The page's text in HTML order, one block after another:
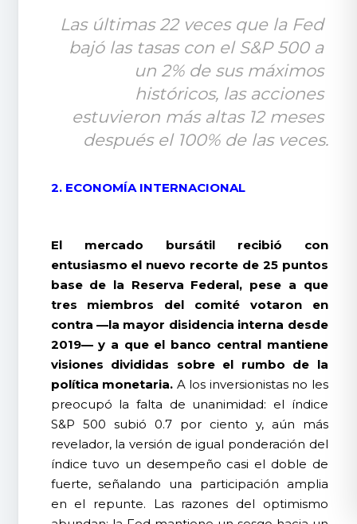
Las últimas 22 veces que la Fed
bajó las tasas con el S&P 500 a
un 2% de sus máximos
históricos, las acciones
estuvieron más altas 12 meses
después el 100% de las veces.
2. ECONOMÍA INTERNACIONAL
El mercado bursátil recibió con
entusiasmo el nuevo recorte de 25 puntos
base de la Reserva Federal, pese a que
tres miembros del comité votaron en
contra —la mayor disidencia interna desde
2019— y a que el banco central mantiene
visiones divididas sobre el rumbo de la
política monetaria. A los inversionistas no les
preocupó la falta de unanimidad: el índice
S&P 500 subió 0.7 por ciento y, aún más
revelador, la versión de igual ponderación del
índice tuvo un desempeño casi el doble de
fuerte, señalando una participación amplia
en el repunte. Las razones del optimismo